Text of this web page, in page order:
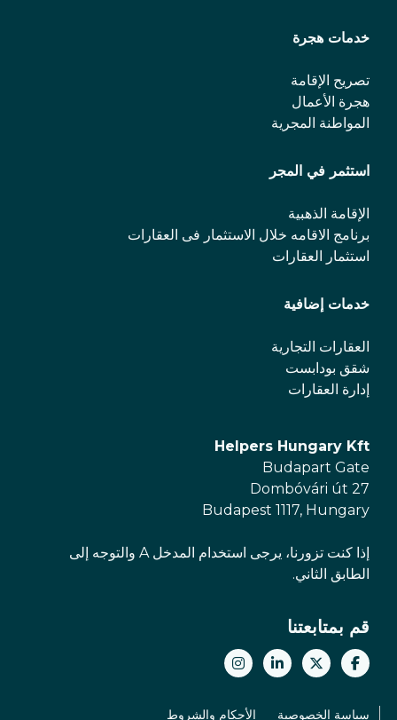
خدمات هجرة
تصريح الإقامة
هجرة الأعمال
المواطنة المجرية
استثمر في المجر
الإقامة الذهبية
برنامج الاقامه خلال الاستثمار فی العقارات
استثمار العقارات
خدمات إضافية
العقارات التجارية
شقق بودابست
إدارة العقارات
Helpers Hungary Kft
Budapart Gate
Dombóvári út 27
Budapest 1117, Hungary
إذا كنت تزورنا، يرجى استخدام المدخل A والتوجه إلى
الطابق الثاني.
قم بمتابعتنا
سياسة الخصوصية الأحكام والشروط